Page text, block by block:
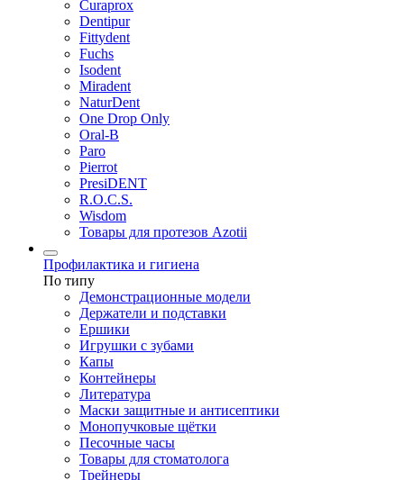
Curaprox
Dentipur
Fittydent
Fuchs
Isodent
Miradent
NaturDent
One Drop Only
Oral-B
Paro
Pierrot
PresiDENT
R.O.C.S.
Wisdom
Товары для протезов Azotii
Профилактика и гигиена
По типу
Демонстрационные модели
Держатели и подставки
Ершики
Игрушки с зубами
Капы
Контейнеры
Литература
Маски защитные и антисептики
Монопучковые щётки
Песочные часы
Товары для стоматолога
Трейнеры